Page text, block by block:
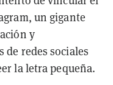
un gigante
y
de redes sociales
la letra pequeña.